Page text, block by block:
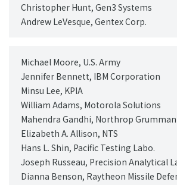
Christopher Hunt, Gen3 Systems
Andrew LeVesque, Gentex Corp.
Michael Moore, U.S. Army
Jennifer Bennett, IBM Corporation
Minsu Lee, KPIA
William Adams, Motorola Solutions
Mahendra Gandhi, Northrop Grumman
Elizabeth A. Allison, NTS
Hans L. Shin, Pacific Testing Labo.
Joseph Russeau, Precision Analytical
Dianna Benson, Raytheon Missile